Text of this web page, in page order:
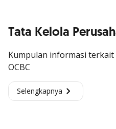
Tata Kelola
Kumpulan informasi terkait
OCBC
Selengkapnya